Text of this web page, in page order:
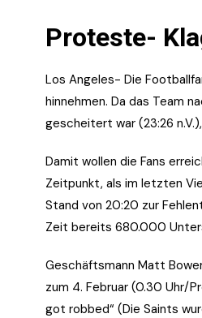
Proteste-
Los Angeles- Die
hinnehmen. Da das Team
gescheitert war (23:26
Damit wollen die Fans
Zeitpunkt, als im letzten
Stand von 20:20 zur
Zeit bereits 680.000
Geschäftsmann Matt
zum 4. Februar (0.30 Uhr/
got robbed“ (Die Saints